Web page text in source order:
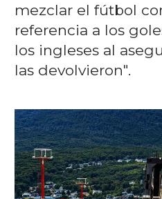
mezclar el fútbol
referencia a los
los ingleses al
las devolvieron".